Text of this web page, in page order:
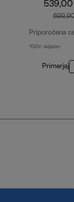
Priporočena
*DDV vključen
Primerjaj